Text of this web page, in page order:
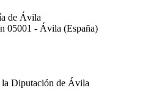
de Ávila
05001 - Ávila (España)
Diputación de Ávila